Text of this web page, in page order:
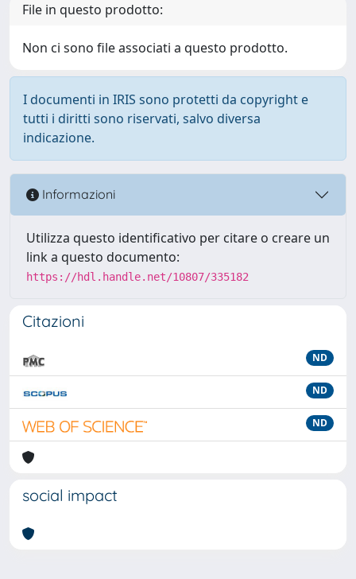
File in questo prodotto:
Non ci sono file associati a questo prodotto.
I documenti in IRIS sono protetti da copyright e
tutti i diritti sono riservati, salvo diversa
indicazione.
Informazioni
Utilizza questo identificativo per citare o creare un
link a questo documento:
https://hdl.handle.net/10807/335182
Citazioni
ND
ND
ND
social impact